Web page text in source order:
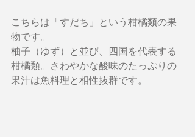
こちらは「すだち」という柑橘類の果
物です。
柚子（ゆず）と並び、四国を代表する
柑橘類。さわやかな酸味のたっぷりの
果汁は魚料理と相性抜群です。